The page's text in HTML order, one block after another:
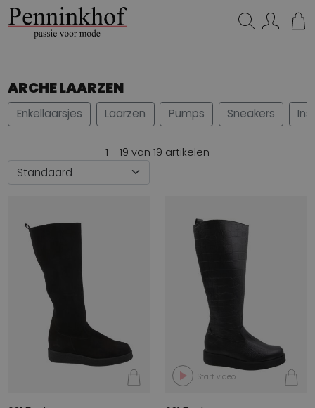
ARCHE LAARZEN
Enkellaarsjes Laarzen Pumps Sneakers
1 - 19 van 19 artikelen
Start video